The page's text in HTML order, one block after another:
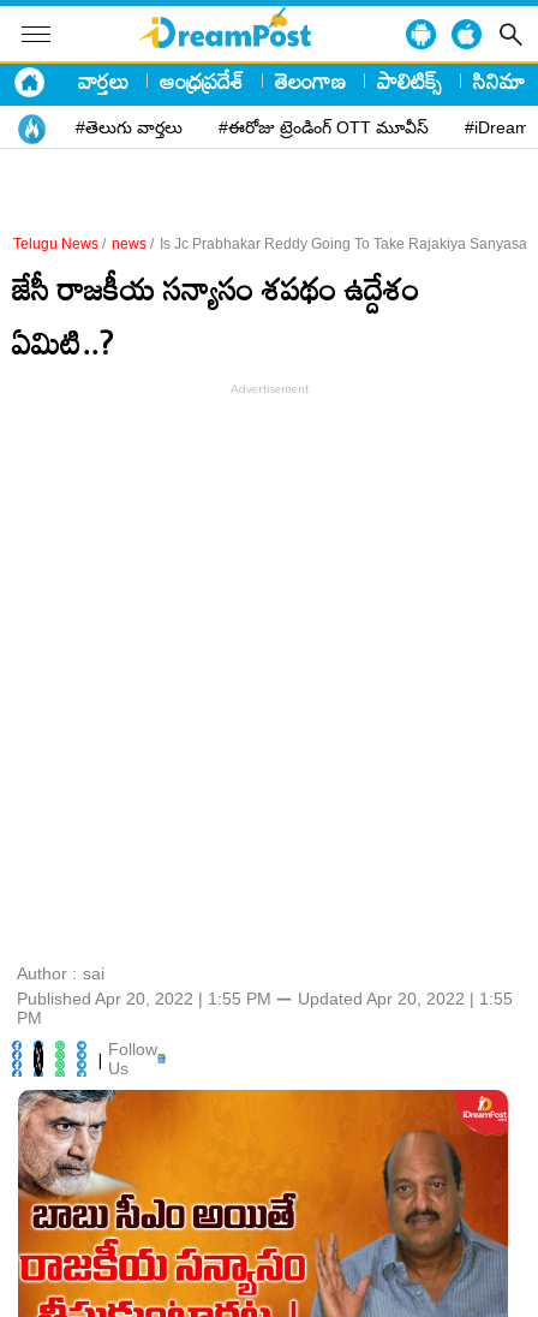
వార్తలు ఆంధ్రప్రదేశ్ తెలంగాణ పాలిటిక్స్ సినిమా
#తెలుగు వార్తలు #ఈరోజు ట్రెండింగ్ OTT మూవీస్
Telugu News / news / Is Jc Prabhakar Reddy Going To Take Rajakiya Sanyasam
జేసీ రాజకీయ సన్యాసం శపథం ఉద్దేశం
ఏమిటి..?
Author : sai
Published Apr 20, 2022 | 1:55 PM ⚊ Updated Apr 20, 2022 | 1:55
PM
| Follow
Us